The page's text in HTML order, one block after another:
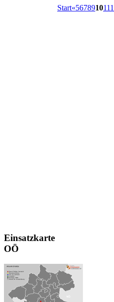
Start«567891011
Einsatzkarte
OÖ